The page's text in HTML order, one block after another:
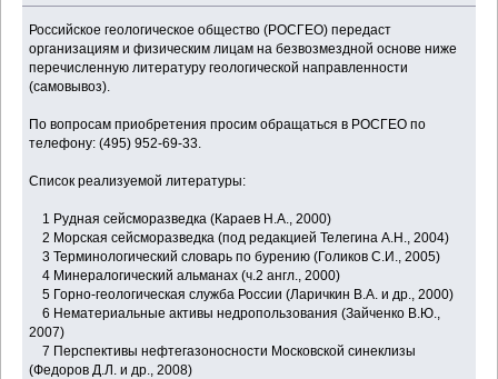
Российское геологическое общество (РОСГЕО) передаст
организациям и физическим лицам на безвозмездной основе ниже
перечисленную литературу геологической направленности
(самовывоз).
По вопросам приобретения просим обращаться в РОСГЕО по
телефону: (495) 952-69-33.
Список реализуемой литературы:
1 Рудная сейсморазведка (Караев Н.А., 2000)
2 Морская сейсморазведка (под редакцией Телегина А.Н., 2004)
3 Терминологический словарь по бурению (Голиков С.И., 2005)
4 Минералогический альманах (ч.2 англ., 2000)
5 Горно-геологическая служба России (Ларичкин В.А. и др., 2000)
6 Нематериальные активы недропользования (Зайченко В.Ю.,
2007)
7 Перспективы нефтегазоносности Московской синеклизы
(Федоров Д.Л. и др., 2008)